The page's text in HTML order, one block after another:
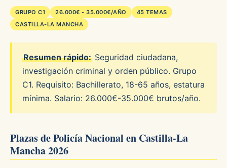
GRUPO C1 26.000€ - 35.000€/AÑO
45 TEMAS
CASTILLA-LA MANCHA
Resumen rápido: Seguridad ciudadana,
investigación criminal y orden público. Grupo
C1. Requisito: Bachillerato, 18-65 años, estatura
mínima. Salario: 26.000€-35.000€ brutos/año.
Plazas de Policía Nacional en Castilla-La
Mancha 2026